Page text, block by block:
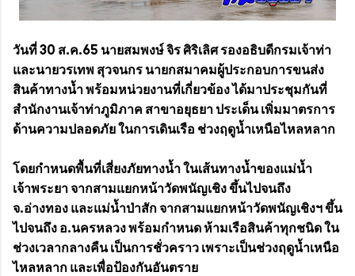
วันที่ 30 ส.ค.65 นายสมพงษ์ จิร ศิริเลิศ รองอธิบดีกรมเจ้าท่า
และนายวรเทพ สุวจนกร นายกสมาคมผู้ประกอบการขนส่ง
สินค้าทางน้ำ พร้อมหน่วยงานที่เกี่ยวข้อง ได้มาประชุมกันที่
สำนักงานเจ้าท่าภูมิภาค สาขาอยุธยา ประเด็น เพิ่มมาตรการ
ด้านความปลอดภัย ในการเดินเรือ ช่วงฤดูน้ำเหนือไหลหลาก
โดยกำหนดพื้นที่เสี่ยงภัยทางน้ำ ในเส้นทางน้ำของแม่น้ำ
เจ้าพระยา จากสามแยกหน้าวัดพนัญเชิง ขึ้นไปจนถึง
จ.อ่างทอง และแม่น้ำป่าสัก จากสามแยกหน้าวัดพนัญเชิงฯ ขึ้น
ไปจนถึง อ.นครหลวง พร้อมกำหนด ห้ามเรือสินค้าทุกชนิด ใน
ช่วงเวลากลางคืน เป็นการชั่วคราว เพราะเป็นช่วงฤดูน้ำเหนือ
ไหลหลาก และเพื่อป้องกันอันตราย